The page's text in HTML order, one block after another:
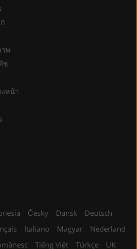
พ
ช
หน้า
Česky Dansk
Deutsch
Italiano Magyar
Nederland
Tiếng Việt Türkçe UK